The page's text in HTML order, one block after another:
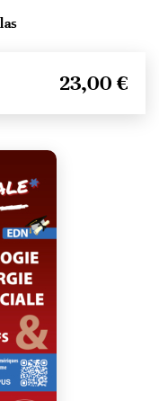
23,00 €